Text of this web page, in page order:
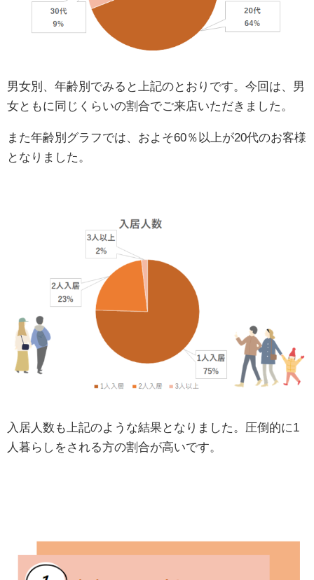
男女別、年齢別でみると上記のとおりです。今回は、男
女ともに同じくらいの割合でご来店いただきました。
また年齢別グラフでは、およそ60％以上が20代のお客様
となりました。
入居人数も上記のような結果となりました。圧倒的に1
人暮らしをされる方の割合が高いです。